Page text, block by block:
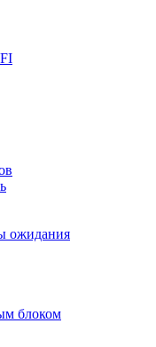
ожидания
блоком